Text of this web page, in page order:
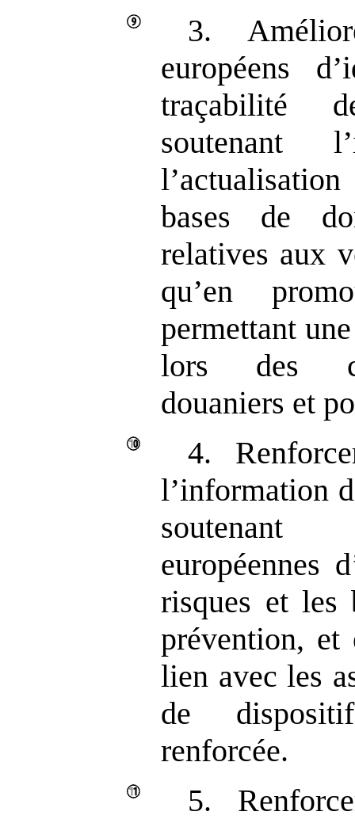
3.
européens
traçabilité
soutenant
bases de
relatives aux
qu’en
permettant
lors des
douaniers et
4.
l’information
soutenant
européennes
risques et les
prévention, et
lien avec les
de
renforcée.
5.